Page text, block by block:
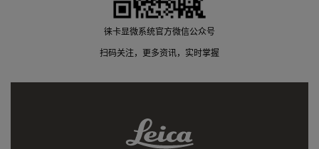
徕卡显微系统官方微信公众号
扫码关注，更多资讯，实时掌握
Leica
Link